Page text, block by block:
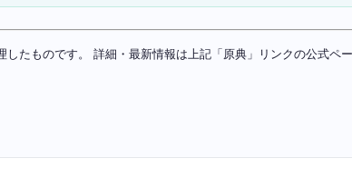
たものです。 詳細・最新情報は上記「原典」リンクの公式ペ